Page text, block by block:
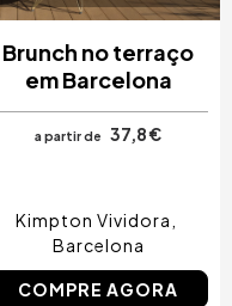
Brunch no terraço
em Barcelona
a partir de 37,8 €
Kimpton Vividora
Barcelona
COMPRE AGORA